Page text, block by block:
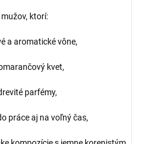
ktorí:
a aromatické vône,
kvet,
parfémy,
práce aj na voľný čas,